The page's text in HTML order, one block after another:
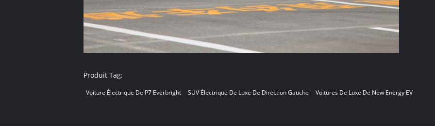
Produit Tag:
Voiture Électrique De P7 Everbright SUV Électrique De Luxe De Direction Gauche Voitures De Luxe De New Energy EV